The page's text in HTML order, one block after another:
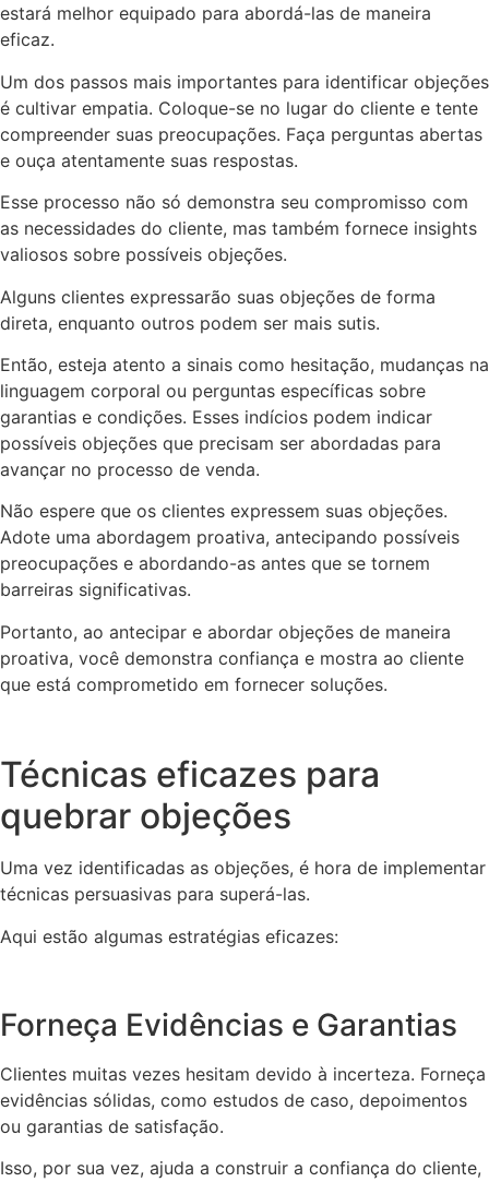
estará melhor equipado para abordá-las de maneira
eficaz.
Um dos passos mais importantes para identificar objeções
é cultivar empatia. Coloque-se no lugar do cliente e tente
compreender suas preocupações. Faça perguntas abertas
e ouça atentamente suas respostas.
Esse processo não só demonstra seu compromisso com
as necessidades do cliente, mas também fornece insights
valiosos sobre possíveis objeções.
Alguns clientes expressarão suas objeções de forma
direta, enquanto outros podem ser mais sutis.
Então, esteja atento a sinais como hesitação, mudanças na
linguagem corporal ou perguntas específicas sobre
garantias e condições. Esses indícios podem indicar
possíveis objeções que precisam ser abordadas para
avançar no processo de venda.
Não espere que os clientes expressem suas objeções.
Adote uma abordagem proativa, antecipando possíveis
preocupações e abordando-as antes que se tornem
barreiras significativas.
Portanto, ao antecipar e abordar objeções de maneira
proativa, você demonstra confiança e mostra ao cliente
que está comprometido em fornecer soluções.
Técnicas eficazes para
quebrar objeções
Uma vez identificadas as objeções, é hora de implementar
técnicas persuasivas para superá-las.
Aqui estão algumas estratégias eficazes:
Forneça Evidências e Garantias
Clientes muitas vezes hesitam devido à incerteza. Forneça
evidências sólidas, como estudos de caso, depoimentos
ou garantias de satisfação.
Isso, por sua vez, ajuda a construir a confiança do cliente,